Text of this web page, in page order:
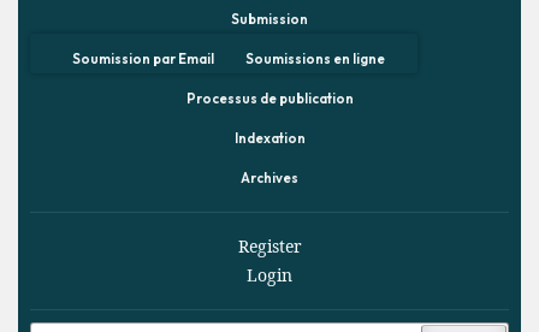
Submission
Soumission par Email Soumissions en ligne
Processus de publication
Indexation
Archives
Register
Login